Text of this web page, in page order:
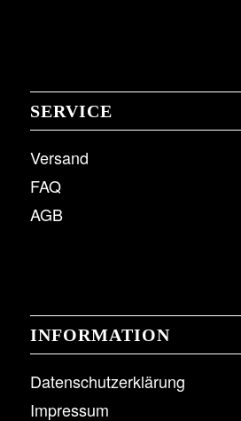
SERVICE
Versand
FAQ
AGB
INFORMATION
Datenschutzerklärung
Impressum